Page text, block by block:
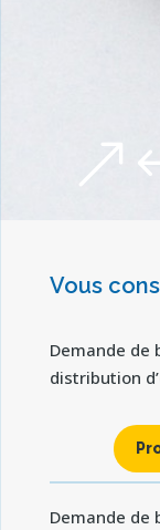
Vous
Demande de
distribution
Demande de